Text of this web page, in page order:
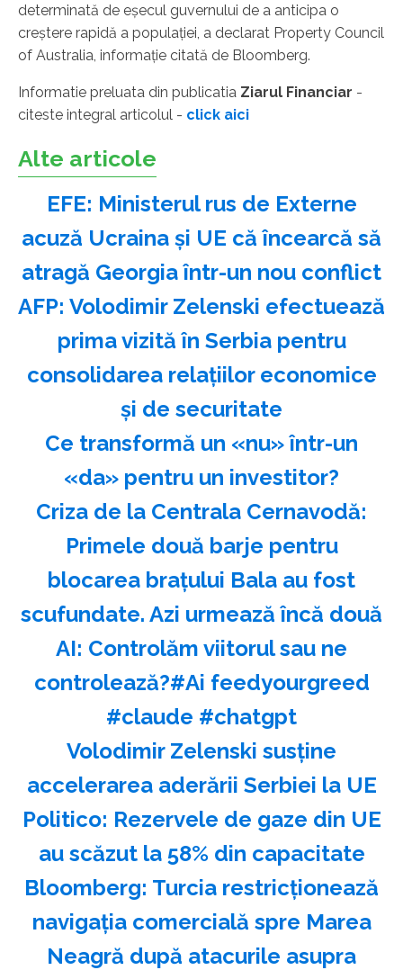
determinată de eşecul guvernului de a anticipa o
creştere rapidă a populaţiei, a declarat Property Council
of Australia, informaţie citată de Bloomberg.
Informatie preluata din publicatia Ziarul Financiar -
citeste integral articolul - click aici
Alte articole
EFE: Ministerul rus de Externe
acuză Ucraina şi UE că încearcă să
atragă Georgia într-un nou conflict
AFP: Volodimir Zelenski efectuează
prima vizită în Serbia pentru
consolidarea relaţiilor economice
şi de securitate
Ce transformă un «nu» într-un
«da» pentru un investitor?
Criza de la Centrala Cernavodă:
Primele două barje pentru
blocarea brațului Bala au fost
scufundate. Azi urmează încă două
AI: Controlăm viitorul sau ne
controlează?#Ai feedyourgreed
#claude #chatgpt
Volodimir Zelenski susţine
accelerarea aderării Serbiei la UE
Politico: Rezervele de gaze din UE
au scăzut la 58% din capacitate
Bloomberg: Turcia restricţionează
navigaţia comercială spre Marea
Neagră după atacurile asupra